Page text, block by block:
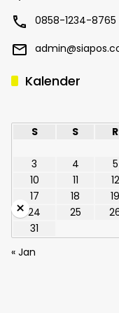
0858-1234-8765
Kalender
S
S R
3
4 5
10
11 12
17
18 19
24
25
31
« Jan
×